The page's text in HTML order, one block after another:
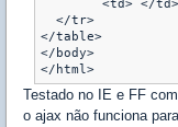
  </tr>
</table>
</body>
</html>
Testado no IE e FF
o ajax não funciona